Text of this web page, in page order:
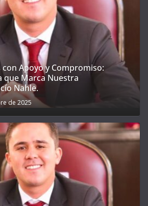
con Apoyo y Compromiso:
que Marca Nuestra
Nahle.
de 2025